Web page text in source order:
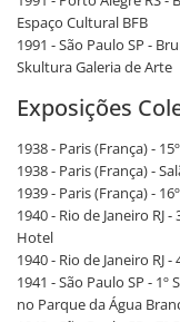
Espaço Cultural BFB
1991 - São Paulo SP -
Skultura Galeria de Arte
Exposições
1938 - Paris (França) -
1938 - Paris (França) -
1939 - Paris (França) -
1940 - Rio de Janeiro RJ
Hotel
1940 - Rio de Janeiro RJ
1941 - São Paulo SP -
no Parque da Água